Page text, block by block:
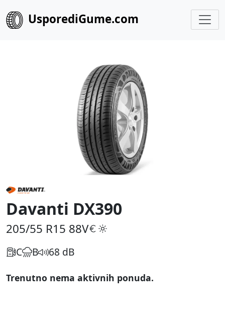
UsporediGume.com
Davanti DX390
205/55 R15 88V
C B 68 dB
Trenutno nema aktivnih ponuda.